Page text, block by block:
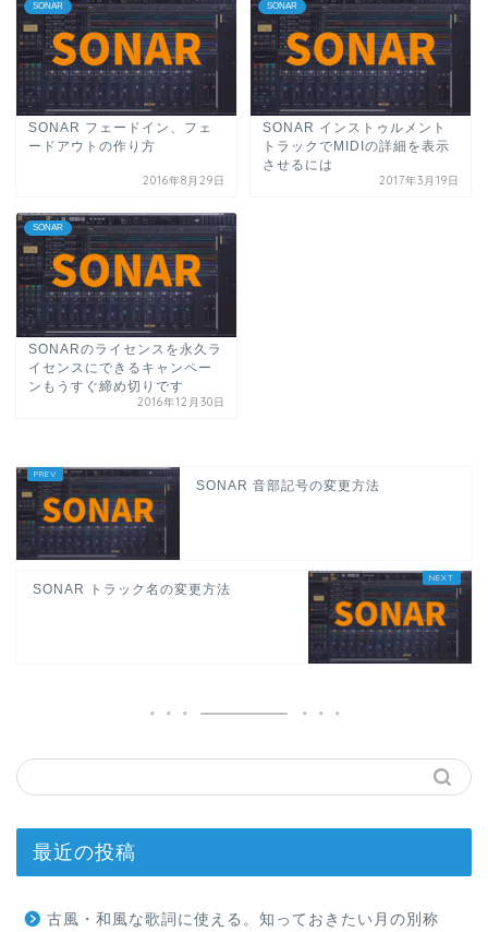
SONAR
SONAR フェードイン、フェ
ードアウトの作り方
2016年8月29日
SONAR
SONAR インストゥルメント
トラックでMIDIの詳細を表示
させるには
2017年3月19日
SONAR
SONARのライセンスを永久ラ
イセンスにできるキャンペー
ンもうすぐ締め切りです
2016年12月30日
SONAR 音部記号の変更方法
SONAR トラック名の変更方法
最近の投稿
古風・和風な歌詞に使える。知っておきたい月の別称